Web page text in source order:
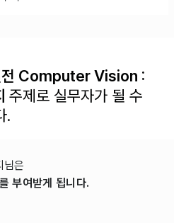
전 Computer Vision :
주제로 실무자가 될 수
.
님은
부여받게 됩니다.